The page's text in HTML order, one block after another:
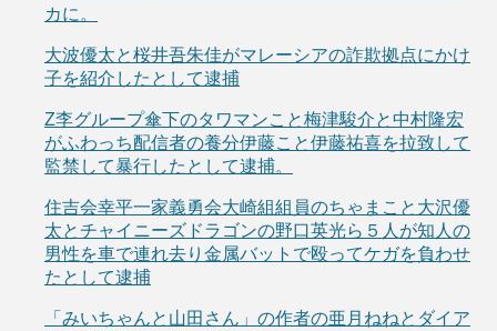
カに。
大波優太と桜井吾朱佳がマレーシアの詐欺拠点にかけ
子を紹介したとして逮捕
Z李グループ傘下のタワマンこと梅津駿介と中村隆宏
がふわっち配信者の養分伊藤こと伊藤祐喜を拉致して
監禁して暴行したとして逮捕。
住吉会幸平一家義勇会大崎組組員のちゃまこと大沢優
太とチャイニーズドラゴンの野口英光ら５人が知人の
男性を車で連れ去り金属バットで殴ってケガを負わせ
たとして逮捕
「みいちゃんと山田さん」の作者の亜月ねねとダイア